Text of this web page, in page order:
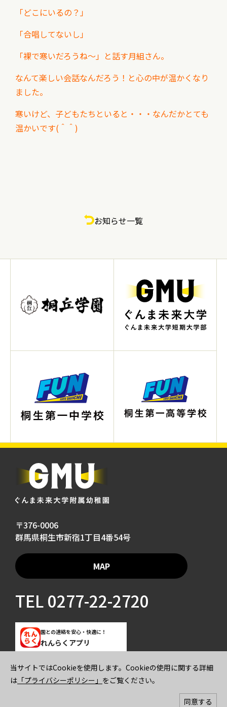
「どこにいるの？」
「合唱してないし」
「裸で寒いだろうね～」と話す月組さん。
なんて楽しい会話なんだろう！と心の中が温かくなり
ました。
寒いけど、子どもたちといると・・・なんだかとても
温かいです(＾＾)
お知らせ一覧
〒376-0006
群馬県桐生市新宿1丁目4番54号
MAP
TEL0277-22-2720
園との連絡を安心・快適に！
れんらくアプリ
ご寄付のお願いプライバシーポリシー
© 2026 GUNMA MIRAI UNIVERSITY KINDERGARTEN All rights reserved.
同意する
当サイトではCookieを使用します。Cookieの使用に関する詳細
は 「プライバシーポリシー」 をご覧ください。